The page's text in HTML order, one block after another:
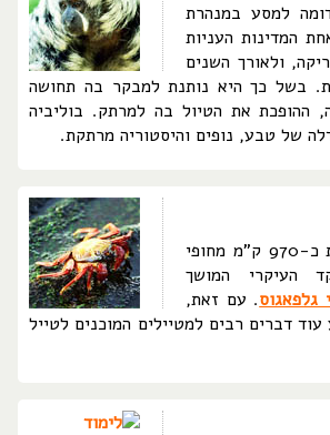
למסע במנהרת
המדינות העניות
ולאורך השנים
בשל כך היא נותנת למבקר בה תחושה
ההופכת את הטיול בה למרתק. בוליביה
של טבע, נופים והיסטוריה מרתקת.
קבוצת איים הנמצאת כ-970 ק"מ מחופי
העיקרי המושך
גלפאגוס. עם זאת,
עוד דברים רבים למטיילים המוכנים לטייל